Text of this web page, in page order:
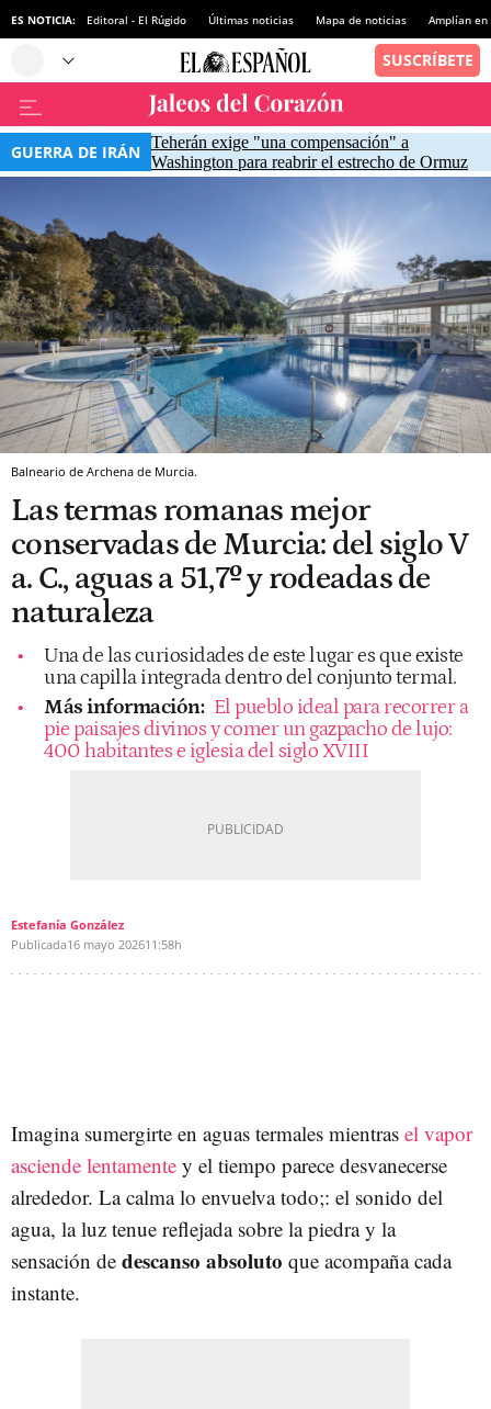
ES NOTICIA: Editoral - El Rúgido Últimas noticias Mapa de noticias Amplían
GUERRA DE IRÁN Teherán exige "una compensación" a
Washington para reabrir el estrecho de Ormuz
Balneario de Archena de Murcia.
Las termas romanas mejor
conservadas de Murcia: del siglo V
a. C., aguas a 51,7º y rodeadas de
naturaleza
Una de las curiosidades de este lugar es que existe
una capilla integrada dentro del conjunto termal.
Más información: El pueblo ideal para recorrer a
pie paisajes divinos y comer un gazpacho de lujo:
400 habitantes e iglesia del siglo XVIII
Estefanía González
Publicada16 mayo 202611:58h
Imagina sumergirte en aguas termales mientras el vapor
asciende lentamente y el tiempo parece desvanecerse
alrededor. La calma lo envuelva todo;: el sonido del
agua, la luz tenue reflejada sobre la piedra y la
sensación de descanso absoluto que acompaña cada
instante.